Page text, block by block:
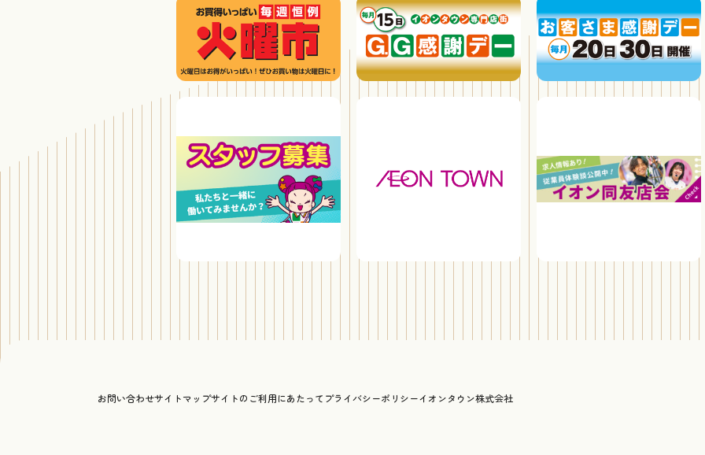
お問い合わせサイトマップサイトのご利用にあたって プライバシーポリシーイオンタウン株式会社